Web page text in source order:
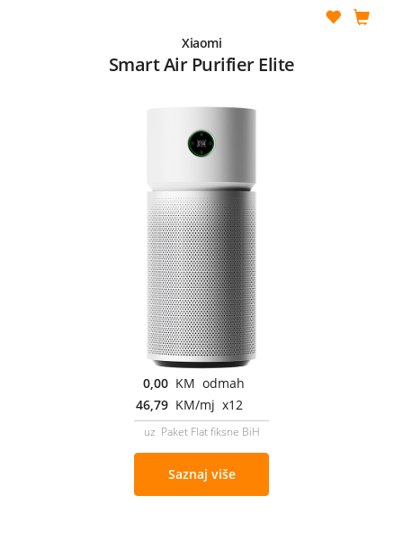
Xiaomi
Smart Air Purifier Elite
0,00 KM odmah
46,79 KM/mj x12
uz Paket Flat fiksne BiH
Saznaj više